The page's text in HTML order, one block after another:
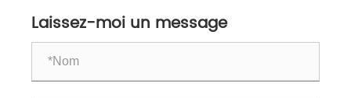
ppm)
Laissez-moi un message